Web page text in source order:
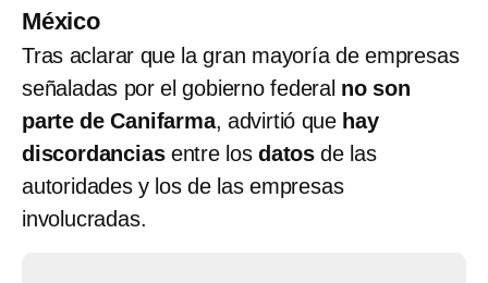
México
Tras aclarar que la gran mayoría de empresas
señaladas por el gobierno federal no son
parte de Canifarma, advirtió que hay
discordanciasentre losdatos de las
autoridades y los de las empresas
involucradas.